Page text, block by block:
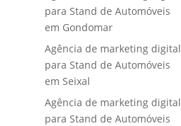
para Stand de Automóveis
em Gondomar
Agência de marketing digital
para Stand de Automóveis
em Seixal
Agência de marketing digital
para Stand de Automóveis